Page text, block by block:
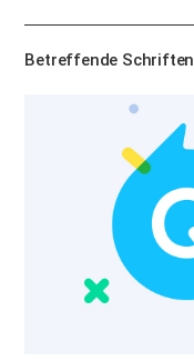
Betreffende Schriften